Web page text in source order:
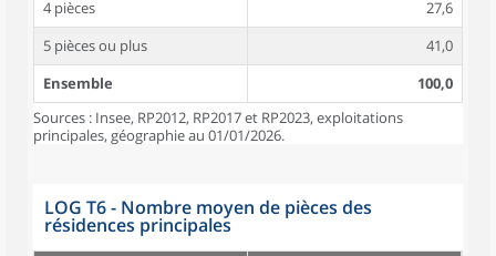
4 pièces
27,6
5 pièces ou plus
41,0
Ensemble
100,0
Sources : Insee, RP2012, RP2017 et RP2023, exploitations
principales, géographie au 01/01/2026.
LOG T6 - Nombre moyen de pièces des
résidences principales